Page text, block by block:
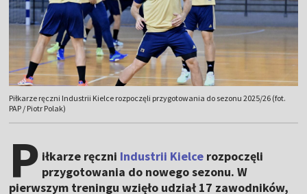
Piłkarze ręczni Industrii Kielce rozpoczęli przygotowania do sezonu 2025/26 (fot.
PAP / Piotr Polak)
P iłkarze ręczni Industrii Kielce rozpoczęli
przygotowania do nowego sezonu. W
pierwszym treningu wzięło udział 17 zawodników,